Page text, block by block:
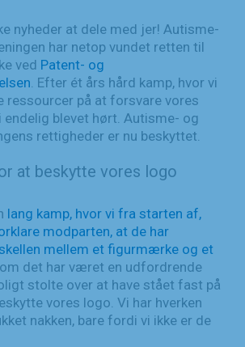
nyheder at dele med jer! Autisme-
har netop vundet retten til
ved Patent- og
. Efter ét års hård kamp, hvor vi
ressourcer på at forsvare vores
endelig blevet hørt. Autisme- og
rettigheder er nu beskyttet.
at beskytte vores logo
lang kamp, hvor vi fra starten af,
modparten, at de har
mellem et figurmærke og et
det har været en udfordrende
stolte over at have stået fast på
vores logo. Vi har hverken
nakken, bare fordi vi ikke er de